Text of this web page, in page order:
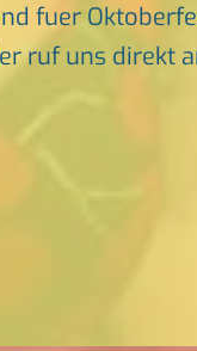
fuer
ruf uns direkt